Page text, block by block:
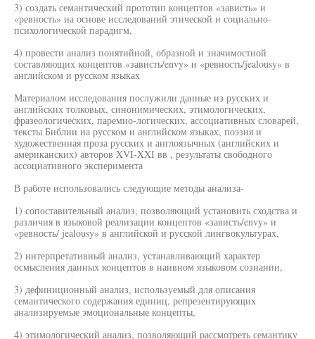
3) создать семантический прототип концептов «зависть» и
«ревность» на основе исследований этической и социально-
психологической парадигм,
4) провести анализ понятийной, образной и значимостной
составляющих концептов «зависть/envy» и «ревность/jealousy» в
английском и русском языках
Материалом исследования послужили данные из русских и
английских толковых, синонимических, этимологических,
фразеологических, паремио-логических, ассоциативных словарей,
тексты Библии на русском и английском языках, поэзия и
художественная проза русских и англоязычных (английских и
американских) авторов XVI-XXI вв , результаты свободного
ассоциативного эксперимента
В работе использовались следующие методы анализа-
1) сопоставительный анализ, позволяющий установить сходства и
различия в языковой реализации концептов «зависть/envy» и
«ревность/ jealousy» в английской и русской лингвокультурах,
2) интерпретативный анализ, устанавливающий характер
осмысления данных концептов в наивном языковом сознании,
3) дефиниционный анализ, используемый для описания
семантического содержания единиц, репрезентирующих
анализируемые эмоциональные концепты,
4) этимологический анализ, позволяющий рассмотреть семантику